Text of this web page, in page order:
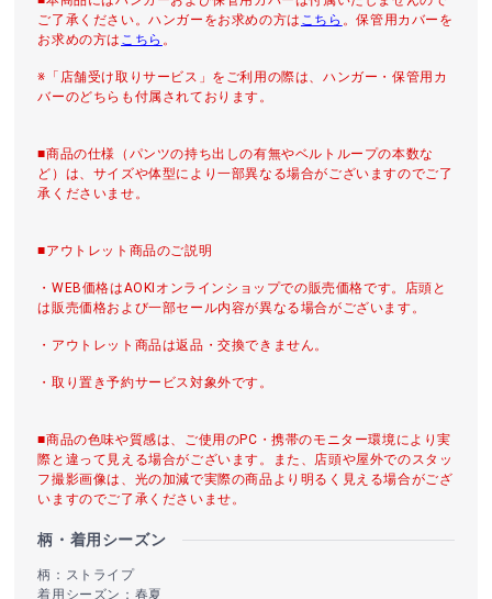
ご了承ください。ハンガーをお求めの方は こちら 。保管用カバーを
お求めの方は こちら 。
※「店舗受け取りサービス」をご利用の際は、ハンガー・保管用カ
バーのどちらも付属されております。
■商品の仕様（パンツの持ち出しの有無やベルトループの本数な
ど）は、サイズや体型により一部異なる場合がございますのでご了
承くださいませ。
■アウトレット商品のご説明
・WEB価格はAOKIオンラインショップでの販売価格です。店頭と
は販売価格および一部セール内容が異なる場合がございます。
・アウトレット商品は返品・交換できません。
・取り置き予約サービス対象外です。
■商品の色味や質感は、ご使用のPC・携帯のモニター環境により実
際と違って見える場合がございます。また、店頭や屋外でのスタッ
フ撮影画像は、光の加減で実際の商品より明るく見える場合がござ
いますのでご了承くださいませ。
柄・着用シーズン
柄：ストライプ
着用シーズン：春夏